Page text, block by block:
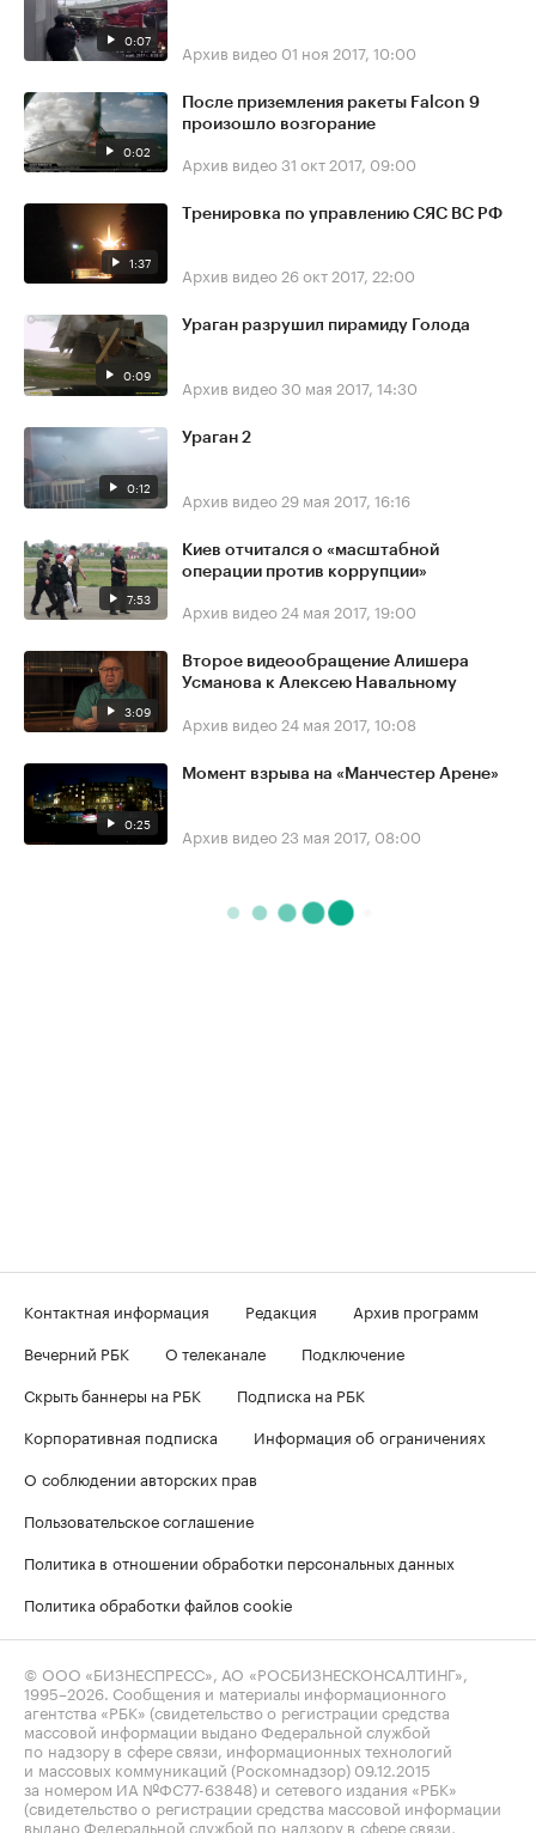
0:07 Архив видео 01 ноя 2017, 10:00
0:02
После приземления ракеты Falcon 9
произошло возгорание
Архив видео31 окт 2017, 09:00
1:37
Тренировка по управлению СЯС ВС РФ
Архив видео 26 окт 2017, 22:00
0:09
Ураган разрушил пирамиду Голода
Архив видео30 мая 2017, 14:30
0:12
Ураган 2
Архив видео 29 мая 2017, 16:16
7:53
Киев отчитался о «масштабной
операции против коррупции»
Архив видео 24 мая 2017, 19:00
3:09
Второе видеообращение Алишера
Усманова к Алексею Навальному
Архив видео 24 мая 2017, 10:08
0:25
Момент взрыва на «Манчестер Арене»
Архив видео 23 мая 2017, 08:00
Контактная информация Редакция
Архив программ
Вечерний РБК
О телеканале
Подключение
Скрыть баннеры на РБК
Подписка на РБК
Корпоративная подписка
Информация об ограничениях
О соблюдении авторских прав
Пользовательское соглашение
Политика в отношении обработки персональных данных
Политика обработки файлов cookie
© ООО «БИЗНЕСПРЕСС», АО «РОСБИЗНЕСКОНСАЛТИНГ»,
1995–2026 . Сообщения и материалы информационного
агентства «РБК» (свидетельство о регистрации средства
массовой информации выдано Федеральной службой
по надзору в сфере связи, информационных технологий
и массовых коммуникаций (Роскомнадзор) 09.12.2015
за номером ИА №ФС77-63848) и сетевого издания «РБК»
(свидетельство о регистрации средства массовой информации
выдано Федеральной службой по надзору в сфере связи,